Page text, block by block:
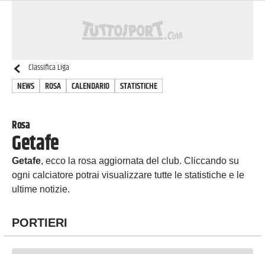
Classifica Liga
NEWS ROSA CALENDARIO STATISTICHE
Rosa
Getafe
Getafe, ecco la rosa aggiornata del club. Cliccando su
ogni calciatore potrai visualizzare tutte le statistiche e le
ultime notizie.
PORTIERI